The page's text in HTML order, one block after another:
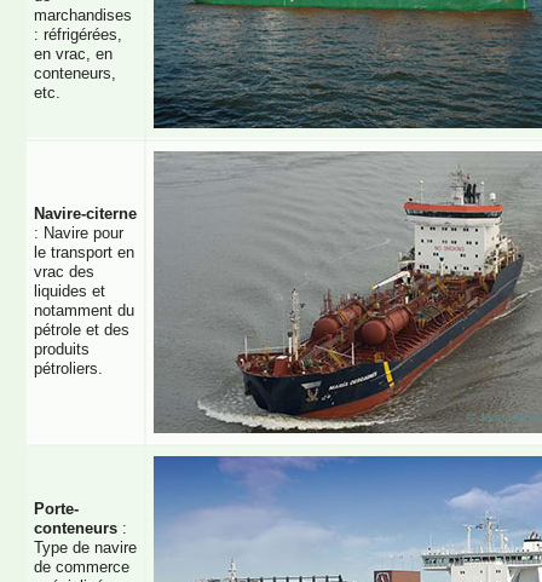
marchandises
: réfrigérées,
en vrac, en
conteneurs,
etc.
Navire-citerne
: Navire pour
le transport en
vrac des
liquides et
notamment du
pétrole et des
produits
pétroliers.
Porte-
conteneurs :
Type de navire
de commerce